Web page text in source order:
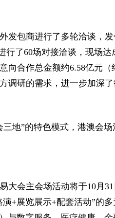
包商进行了多轮洽谈，发
行了60场对接洽谈，现场
向合作总金额约6.58亿元
调研的需求，进一步加深了
”的特色模式，港澳会场
会主会场活动将于10月31
+展览展示+配套活动”的